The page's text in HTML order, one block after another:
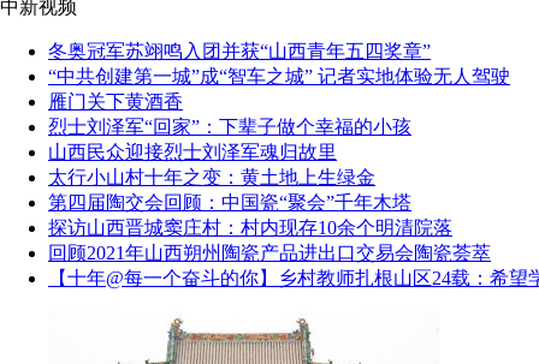
中新视频
冬奥冠军苏翊鸣入团并获“山西青年五四奖章”
“中共创建第一城”成“智车之城” 记者实地体验无人驾驶
雁门关下黄酒香
烈士刘泽军“回家”：下辈子做个幸福的小孩
山西民众迎接烈士刘泽军魂归故里
太行小山村十年之变：黄土地上生绿金
第四届陶交会回顾：中国瓷“聚会”千年木塔
探访山西晋城窦庄村：村内现存10余个明清院落
回顾2021年山西朔州陶瓷产品进出口交易会陶瓷荟萃
【十年@每一个奋斗的你】乡村教师扎根山区24载：希望